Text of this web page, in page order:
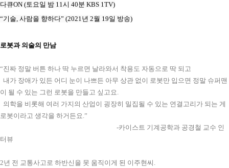
다큐ON (토요일 밤 11시 40분 KBS 1TV)
“기술, 사람을 향하다” (2021년 2월 19일 방송)
로봇과 의술의 만남
“진짜 정말 버튼 하나 딱 누르면 날라와서 착용도 자동으로 딱 되고
이 될 수 있는 그런 로봇을 만들고 싶고요.
로봇이라고 생각을 하거든요.”
터뷰
2년 전 교통사고로 하반신을 못 움직이게 된 이주현씨.